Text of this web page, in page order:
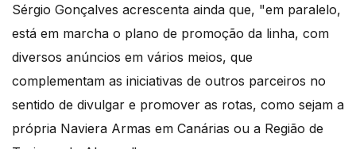
Sérgio Gonçalves acrescenta ainda que, "em paralelo,
está em marcha o plano de promoção da linha, com
diversos anúncios em vários meios, que
complementam as iniciativas de outros parceiros no
sentido de divulgar e promover as rotas, como sejam a
própria Naviera Armas em Canárias ou a Região de